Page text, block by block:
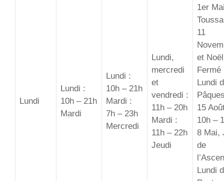
Lundi
Lundi :
10h – 21h
Mardi
Lundi :
10h – 21h
Mardi :
7h – 23h
Mercredi
Lundi,
mercredi
et
vendredi :
11h – 20h
Mardi :
11h – 22h
Jeudi
1er
11
et
Fermé
Lundi
15
10h –
8 Mai,
de
Lundi